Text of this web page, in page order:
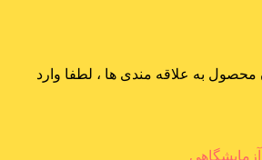
به علاقه مندی ها ، لطفا وارد